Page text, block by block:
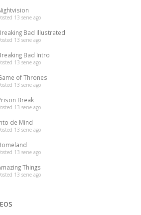
13 sene ago
Bad Illustrated
13 sene ago
Bad Intro
13 sene ago
of Thrones
13 sene ago
Break
13 sene ago
de Mind
13 sene ago
13 sene ago
Things
13 sene ago